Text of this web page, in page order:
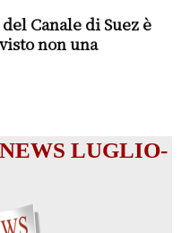
Canale di Suez è
non una
LUGLIO-